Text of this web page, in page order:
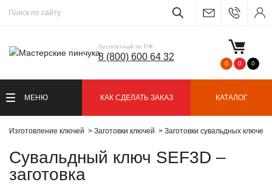
бесплатный по РФ
8 (800) 600 64 32
0 0 0
МЕНЮ КАК СДЕЛАТЬ ЗАКАЗ КАТАЛОГ
Изготовление ключей Заготовки ключей Заготовки сувальдных ключей
Сувальдный ключ SEF3D –
заготовка